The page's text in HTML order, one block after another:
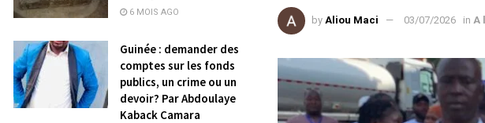
by Aliou Maci 03/07/2026 in A
6 MOIS AGO
Guinée : demander des
comptes sur les fonds
publics, un crime ou un
devoir? Par Abdoulaye
Kaback Camara